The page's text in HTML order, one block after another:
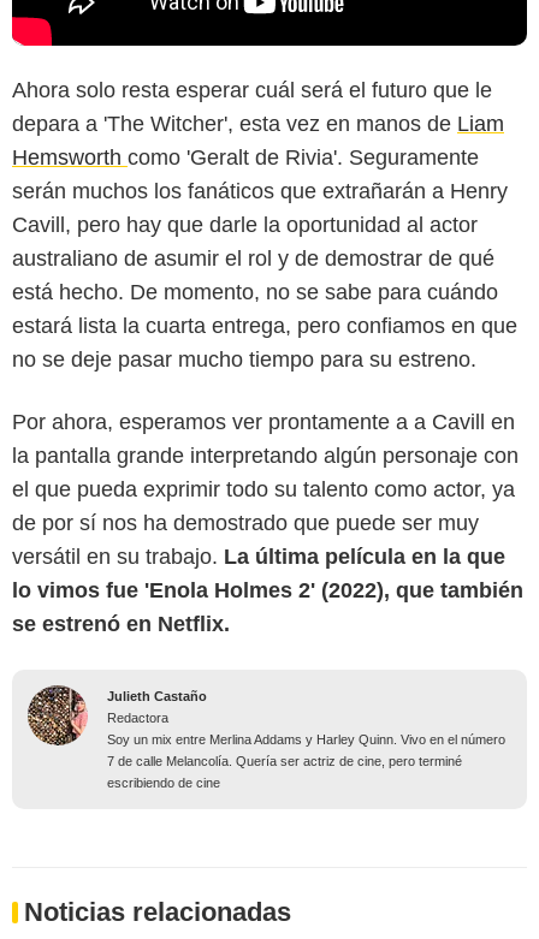
Ahora solo resta esperar cuál será el futuro que le
depara a 'The Witcher', esta vez en manos de Liam
Hemsworth como 'Geralt de Rivia'. Seguramente
serán muchos los fanáticos que extrañarán a Henry
Cavill, pero hay que darle la oportunidad al actor
australiano de asumir el rol y de demostrar de qué
está hecho. De momento, no se sabe para cuándo
estará lista la cuarta entrega, pero confiamos en que
no se deje pasar mucho tiempo para su estreno.
Por ahora, esperamos ver prontamente a a Cavill en
la pantalla grande interpretando algún personaje con
el que pueda exprimir todo su talento como actor, ya
de por sí nos ha demostrado que puede ser muy
versátil en su trabajo. La última película en la que
lo vimos fue 'Enola Holmes 2' (2022), que también
se estrenó en Netflix.
Julieth Castaño
Redactora
Soy un mix entre Merlina Addams y Harley Quinn. Vivo en el número
7 de calle Melancolía. Quería ser actriz de cine, pero terminé
escribiendo de cine
Noticias relacionadas